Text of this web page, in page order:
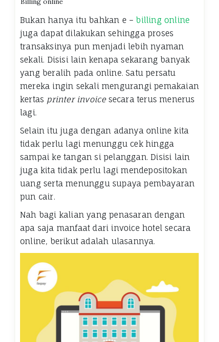
Bukan hanya itu bahkan e –billing online
juga dapat dilakukan sehingga proses
transaksinya pun menjadi lebih nyaman
sekali. Disisi lain kenapa sekarang banyak
yang beralih pada online. Satu persatu
mereka ingin sekali mengurangi pemakaian
kertas printer invoicesecara terus menerus
lagi.
Selain itu juga dengan adanya online kita
tidak perlu lagi menunggu cek hingga
sampai ke tangan si pelanggan. Disisi lain
juga kita tidak perlu lagi mendepositokan
uang serta menunggu supaya pembayaran
pun cair.
Nah bagi kalian yang penasaran dengan
apa saja manfaat dari invoice hotel secara
online, berikut adalah ulasannya.